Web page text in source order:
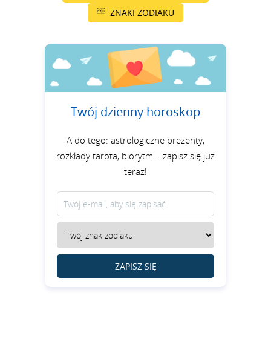
ZNAKI ZODIAKU
Twój dzienny horoskop
A do tego: astrologiczne prezenty,
rozkłady tarota, biorytm... zapisz się już
teraz!
ZAPISZ SIĘ